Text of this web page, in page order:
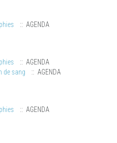
:: AGENDA
:: AGENDA
de sang :: AGENDA
:: AGENDA